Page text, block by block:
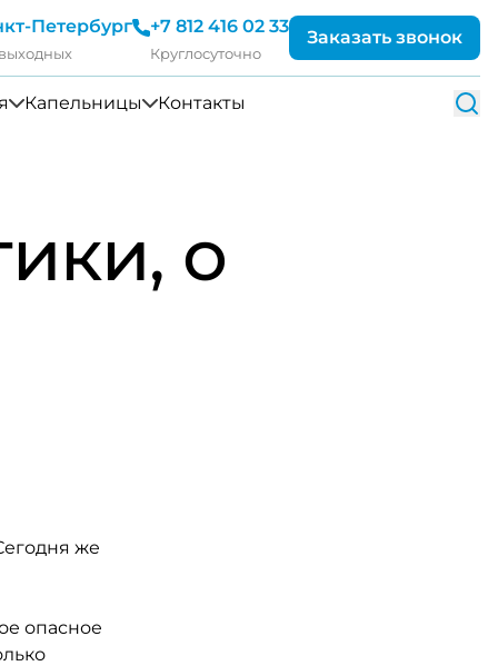
Петербург +7 812 416 02 33
Круглосуточно
Заказать звонок
Капельницы Контакты
о
же
опасное